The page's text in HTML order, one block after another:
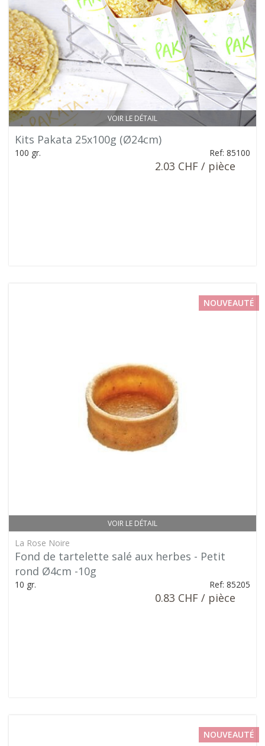
VOIR LE DÉTAIL
Kits Pakata 25x100g (Ø24cm)
100 gr. Ref: 85100
2.03 CHF / pièce
VOIR LE DÉTAIL
NOUVEAUTÉ
La Rose Noire
Fond de tartelette salé aux herbes - Petit
rond Ø4cm -10g
10 gr. Ref: 85205
0.83 CHF / pièce
NOUVEAUTÉ